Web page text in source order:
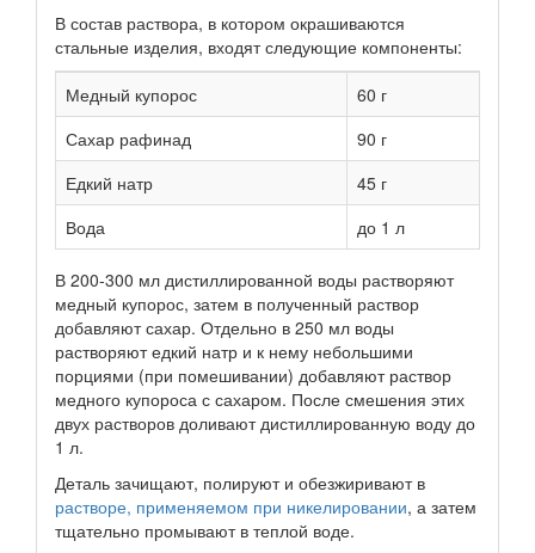
В состав раствора, в котором окрашиваются
стальные изделия, входят следующие компоненты:
Медный купорос
60 г
Сахар рафинад
90 г
Едкий натр
45 г
Вода
до 1 л
В 200-300 мл дистиллированной воды растворяют
медный купорос, затем в полученный раствор
добавляют сахар. Отдельно в 250 мл воды
растворяют едкий натр и к нему небольшими
порциями (при помешивании) добавляют раствор
медного купороса с сахаром. После смешения этих
двух растворов доливают дистиллированную воду до
1 л.
Деталь зачищают, полируют и обезжиривают в
растворе, применяемом при никелировании, а затем
тщательно промывают в теплой воде.